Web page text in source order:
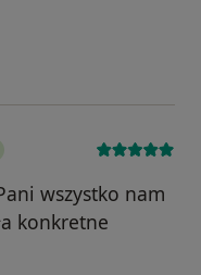
wszystko nam
konkretne